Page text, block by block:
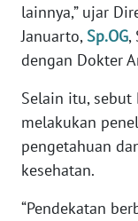
lainnya,” ujar
Januarto, Sp.OG,
dengan Dokter
Selain itu,
melakukan
pengetahuan
kesehatan.
“Pendekatan
Wahana
News
Regional
WN
SUMUT
WN